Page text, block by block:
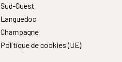
Sud-Ouest
Languedoc
Champagne
Politique de cookies (UE)